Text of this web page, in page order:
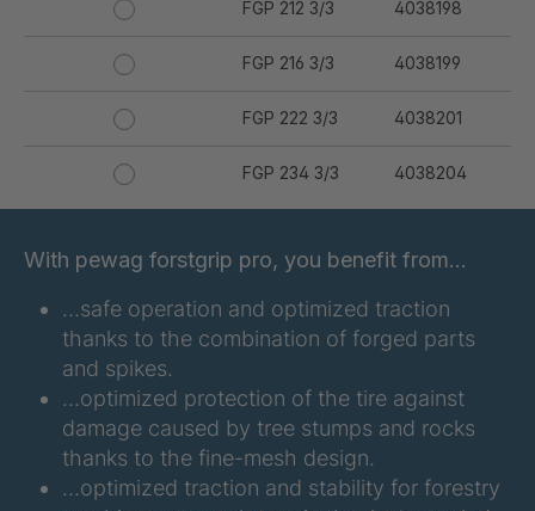
FGP 212 3/3 4038198
FGP 216 3/3 4038199
FGP 222 3/3 4038201
FGP 234 3/3 4038204
FGP 188 3/3 4038282
FGP 231 3/3 4038329
FGP 219 3/3
With pewag forstgrip pro, you benefit from…
…safe operation and optimized traction
thanks to the combination of forged parts
and spikes.
…optimized protection of the tire against
damage caused by tree stumps and rocks
thanks to the fine-mesh design.
…optimized traction and stability for forestry